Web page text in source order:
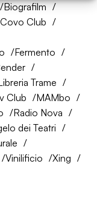
Biografilm
Covo Club
Fermento
Trame
Club
MAMbo
Radio Nova
dei Teatri
Vinilificio
Xing